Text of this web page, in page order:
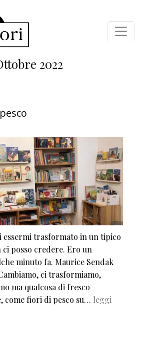
2022
essermi trasformato in un tipico
posso credere. Ero un
minuto fa. Maurice Sendak
ci trasformiamo,
ma qualcosa di fresco
come fiori di pesco su… leggi